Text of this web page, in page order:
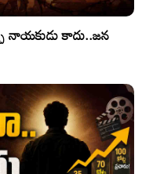
నాయకుడు కాదు..జన